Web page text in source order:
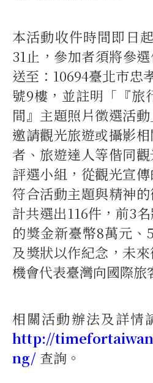
本活動收件時間即日
31止，參加者須將參
送至：10694臺北市忠
號9樓，並註明「『旅
間』主題照片徵選活
邀請觀光旅遊或攝影
者、旅遊達人等偕同
評選小組，從觀光宣
符合活動主題與精神
計共選出116件，前3
的獎金新臺幣8萬元、
及獎狀以作紀念，未
機會代表臺灣向國際旅
相關活動辦法及詳情
http://
ng/ 查詢。